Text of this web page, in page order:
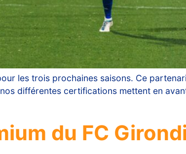
les trois prochaines saisons. Ce
différentes certifications mettent en
du FC